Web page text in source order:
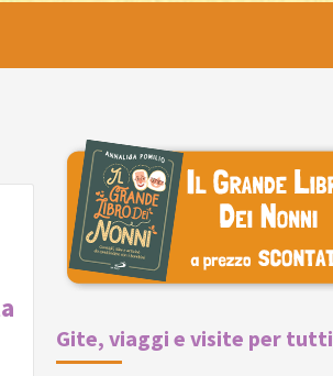
Gite, viaggi e visite per tutti